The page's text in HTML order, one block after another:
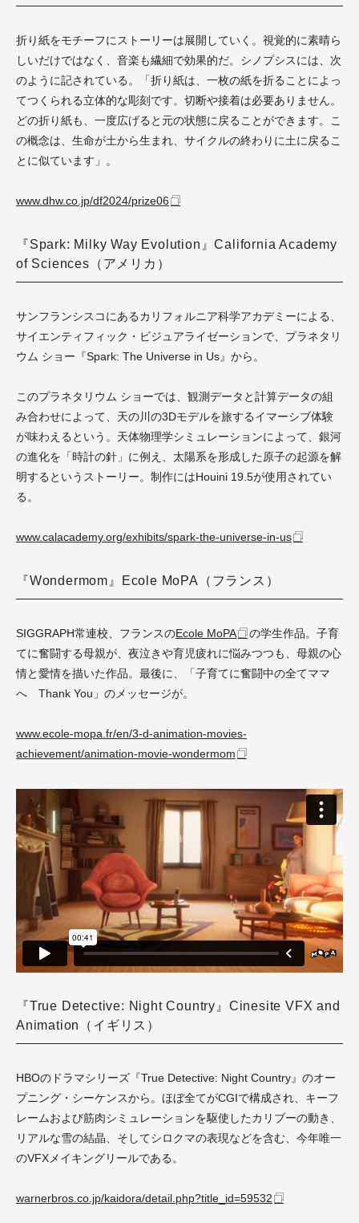
折り紙をモチーフにストーリーは展開していく。視覚的に素晴ら
しいだけではなく、音楽も繊細で効果的だ。シノプシスには、次
のように記されている。「折り紙は、一枚の紙を折ることによっ
てつくられる立体的な彫刻です。切断や接着は必要ありません。
どの折り紙も、一度広げると元の状態に戻ることができます。こ
の概念は、生命が土から生まれ、サイクルの終わりに土に戻るこ
とに似ています」。
www.dhw.co.jp/df2024/prize06
『Spark: Milky Way Evolution』California Academy
of Sciences（アメリカ）
サンフランシスコにあるカリフォルニア科学アカデミーによる、
サイエンティフィック・ビジュアライゼーションで、プラネタリ
ウム ショー『Spark: The Universe in Us』から。
このプラネタリウム ショーでは、観測データと計算データの組
み合わせによって、天の川の3Dモデルを旅するイマーシブ体験
が味わえるという。天体物理学シミュレーションによって、銀河
の進化を「時計の針」に例え、太陽系を形成した原子の起源を解
明するというストーリー。制作にはHouini 19.5が使用されてい
る。
www.calacademy.org/exhibits/spark-the-universe-in-us
『Wondermom』Ecole MoPA（フランス）
SIGGRAPH常連校、フランスのEcole MoPA
の学生作品。子育
てに奮闘する母親が、夜泣きや育児疲れに悩みつつも、母親の心
情と愛情を描いた作品。最後に、「子育てに奮闘中の全てママ
へ Thank You」のメッセージが。
www.ecole-mopa.fr/en/3-d-animation-movies-
achievement/animation-movie-wondermom
『True Detective: Night Country』Cinesite VFX and
Animation（イギリス）
HBOのドラマシリーズ『True Detective: Night Country』のオー
プニング・シーケンスから。ほぼ全てがCGIで構成され、キーフ
レームおよび筋肉シミュレーションを駆使したカリブーの動き、
リアルな雪の結晶、そしてシロクマの表現などを含む、今年唯一
のVFXメイキングリールである。
warnerbros.co.jp/kaidora/detail.php?title_id=59532